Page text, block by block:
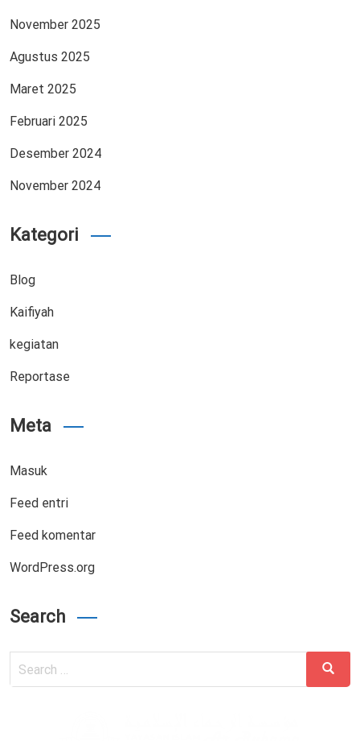
November 2025
Agustus 2025
Maret 2025
Februari 2025
Desember 2024
November 2024
Kategori
Blog
Kaifiyah
kegiatan
Reportase
Meta
Masuk
Feed entri
Feed komentar
WordPress.org
Search
Search
for:
Search